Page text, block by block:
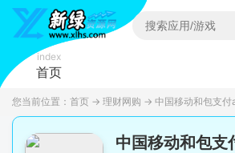
index
首页
您当前位置： 首页 → 理财网购 → 中国移动和包支付
中国移动和包支